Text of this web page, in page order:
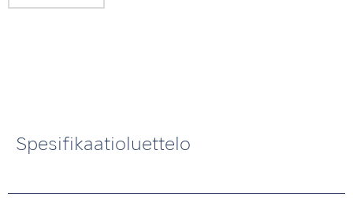
Spesifikaatioluettelo